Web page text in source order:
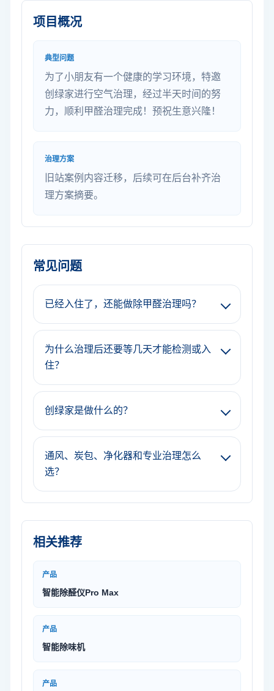
项目概况
典型问题
为了小朋友有一个健康的学习环境，特邀
创绿家进行空气治理，经过半天时间的努
力，顺利甲醛治理完成！预祝生意兴隆！
治理方案
旧站案例内容迁移，后续可在后台补齐治
理方案摘要。
常见问题
已经入住了，还能做除甲醛治理吗？
为什么治理后还要等几天才能检测或入
住？
创绿家是做什么的？
通风、炭包、净化器和专业治理怎么
选？
相关推荐
产品
智能除醛仪Pro Max
产品
智能除味机
产品